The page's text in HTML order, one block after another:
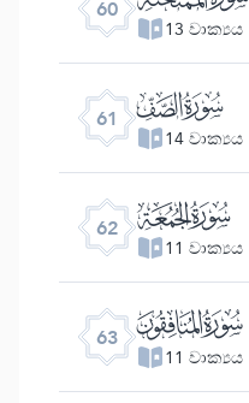
60
13 වාක්‍යය
61 ﯪ
14 වාක්‍යය
62 ﯫ
11 වාක්‍යය
63 ﯬ
11 වාක්‍යය